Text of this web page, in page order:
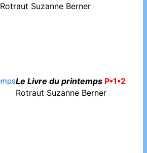
Rotraut Suzanne Berner
Le Livre du printemps P•1•2
Rotraut Suzanne Berner